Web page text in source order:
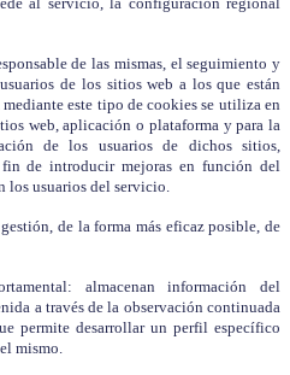
de las mismas, el seguimiento y
de los sitios web a los que están
este tipo de cookies se utiliza en
web, aplicación o plataforma y para la
de los usuarios de dichos sitios,
de introducir mejoras en función del
los usuarios del servicio.
de la forma más eficaz posible, de
almacenan información del
a través de la observación continuada
permite desarrollar un perfil específico
mismo.